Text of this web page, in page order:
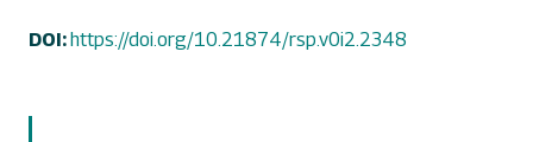
DOI:https://doi.org/10.21874/rsp.v0i2.2348